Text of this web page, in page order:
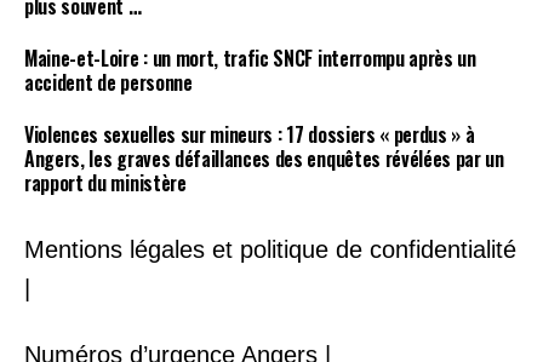
plus souvent …
Maine-et-Loire : un mort, trafic SNCF interrompu après un
accident de personne
Violences sexuelles sur mineurs : 17 dossiers « perdus » à
Angers, les graves défaillances des enquêtes révélées par un
rapport du ministère
Mentions légales et politique de confidentialité
Numéros d’urgence Angers |